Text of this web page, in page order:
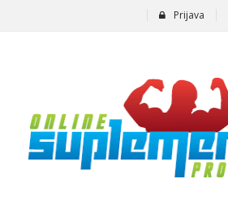
Prijava